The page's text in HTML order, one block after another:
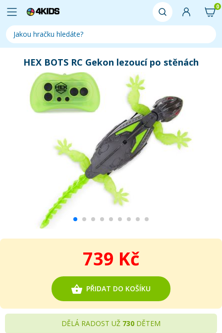
0
HEX BOTS RC Gekon lezoucí po stěnách
739 Kč
PŘIDAT DO KOŠÍKU
DĚLÁ RADOST UŽ 730 DĚTEM